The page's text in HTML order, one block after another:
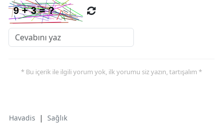
* Bu içerik ile ilgili yorum yok, ilk yorumu siz yazın, tartışalım *
Havadis | Sağlık